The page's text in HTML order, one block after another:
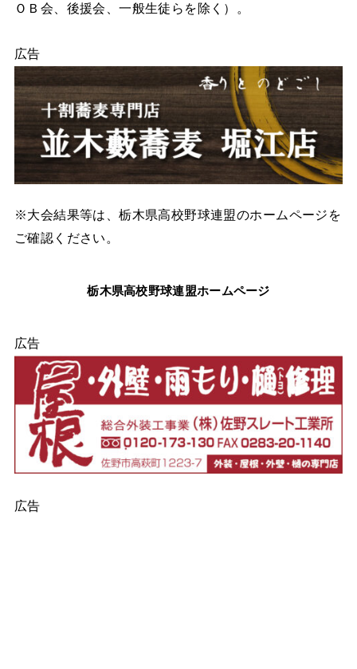
ＯＢ会、後援会、一般生徒らを除く）。
広告
※大会結果等は、栃木県高校野球連盟のホームページを
ご確認ください。
栃木県高校野球連盟ホームページ
広告
広告